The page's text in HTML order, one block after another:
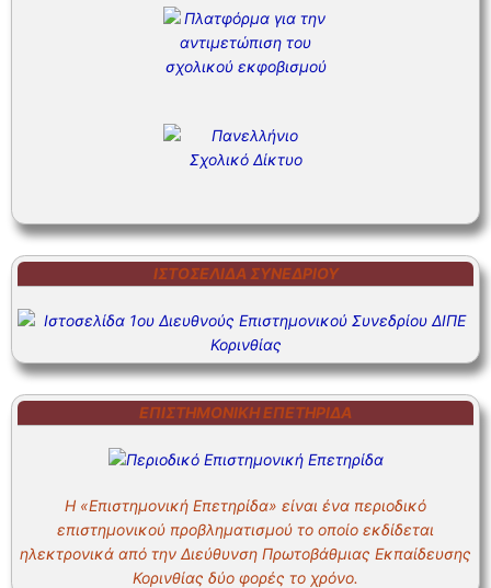
ΙΣΤΟΣΕΛΊΔΑ ΣΥΝΕΔΡΊΟΥ
ΕΠΙΣΤΗΜΟΝΙΚΗ ΕΠΕΤΗΡΙΔΑ
Η «Επιστημονική Επετηρίδα» είναι ένα περιοδικό
επιστημονικού προβληματισμού το οποίο εκδίδεται
ηλεκτρονικά από την Διεύθυνση Πρωτοβάθμιας Εκπαίδευσης
Κορινθίας δύο φορές το χρόνο.